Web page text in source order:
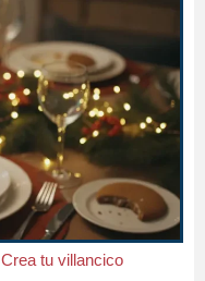
Crea tu villancico